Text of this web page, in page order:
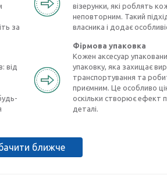
за
від
візерунки, які роблять
неповторним. Такий
власника і додає
Фірмова упаковка
Кожен аксесуар
упаковку, яка захищає
транспортування та
приємним. Це особливо
оскільки створює ефект
деталі.
ближче